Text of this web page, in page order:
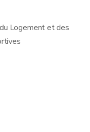
Logement et des